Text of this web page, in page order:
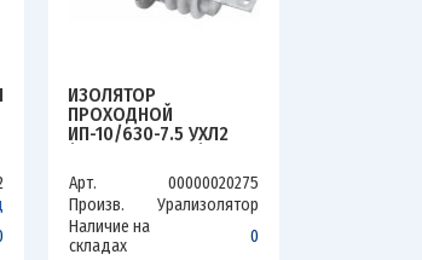
ИЗОЛЯТОР
ПРОХОДНОЙ
ИП-10/630-7.5 УХЛ2
Арт.
00000020275
Произв.
Урализолятор
Наличие на
складах
0